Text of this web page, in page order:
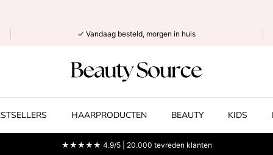
✓ Vandaag besteld, morgen in huis
HAARPRODUCTEN BEAUTY KIDS
★★★★★ 4.9/5 | 20.000 tevreden klanten